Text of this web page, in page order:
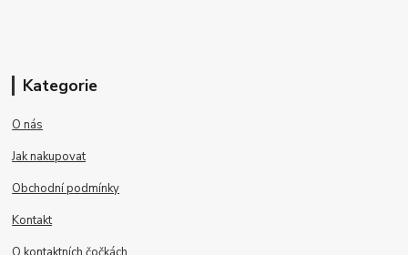
Kategorie
O nás
Jak nakupovat
Obchodní podmínky
Kontakt